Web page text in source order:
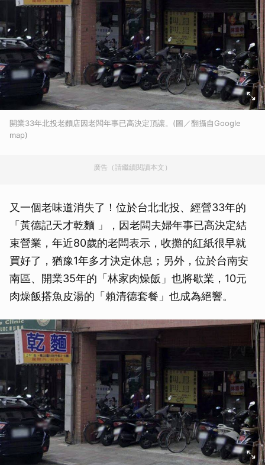
開業33年北投老麵店因老闆年事已高決定頂讓。(圖／翻攝自Google
map)
廣告（請繼續閱讀本文）
又一個老味道消失了！位於台北北投、經營33年的
「黃德記天才乾麵 」，因老闆夫婦年事已高決定結
束營業，年近80歲的老闆表示，收攤的紅紙很早就
買好了，猶豫1年多才決定休息；另外，位於台南安
南區、開業35年的「林家肉燥飯」也將歇業，10元
肉燥飯搭魚皮湯的「賴清德套餐」也成為絕響。